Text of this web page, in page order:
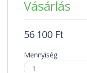
Vásárlás
56 100 Ft
Mennyiség